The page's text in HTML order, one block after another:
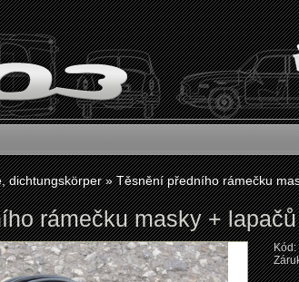
dichtungskörper»Těsnění předního rámečku
rámečku masky +
Kód: